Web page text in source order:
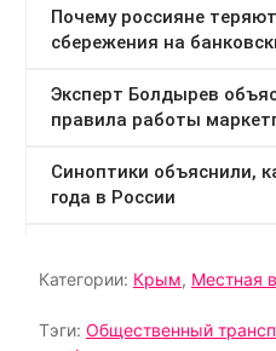
Категории: Крым, Местная
Тэги: Общественный